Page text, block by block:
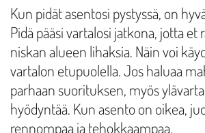
Kun pidät asentosi pystyssä, on
Pidä pääsi vartalosi jatkona, jotta et
niskan alueen lihaksia. Näin voi
vartalon etupuolella. Jos haluaa
parhaan suorituksen, myös
hyödyntää. Kun asento on oikea,
rennompaa ja tehokkaampaa.